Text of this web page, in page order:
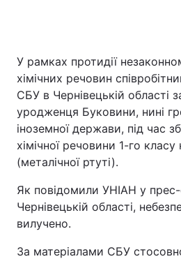
У рамках протидії
хімічних речовин
СБУ в Чернівецькій області
уродженця Буковини, нині
іноземної держави, під час
хімічної речовини 1-го класу
(металічної ртуті).
Як повідомили УНІАН у
Чернівецькій області,
вилучено.
За матеріалами СБУ